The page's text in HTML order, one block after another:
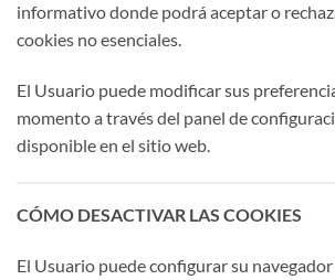
informativo donde podrá aceptar o
cookies no esenciales.
El Usuario puede modificar sus
momento a través del panel de
disponible en el sitio web.
CÓMO DESACTIVAR LAS COOKIES
El Usuario puede configurar su